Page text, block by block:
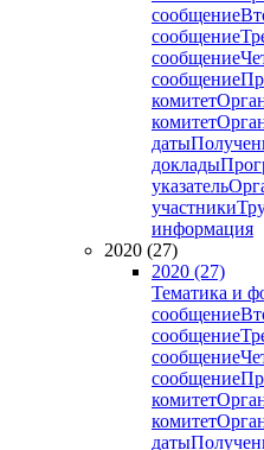
сообщение
сообщение
сообщение
сообщение
комитет
комитет
даты
доклады
указатель
участники
информация
2020 (27)
2020 (27)
Тематика и
сообщение
сообщение
сообщение
сообщение
комитет
комитет
даты